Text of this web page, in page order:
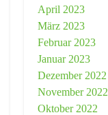
April 2023
März 2023
Februar 2023
Januar 2023
Dezember 2022
November 2022
Oktober 2022